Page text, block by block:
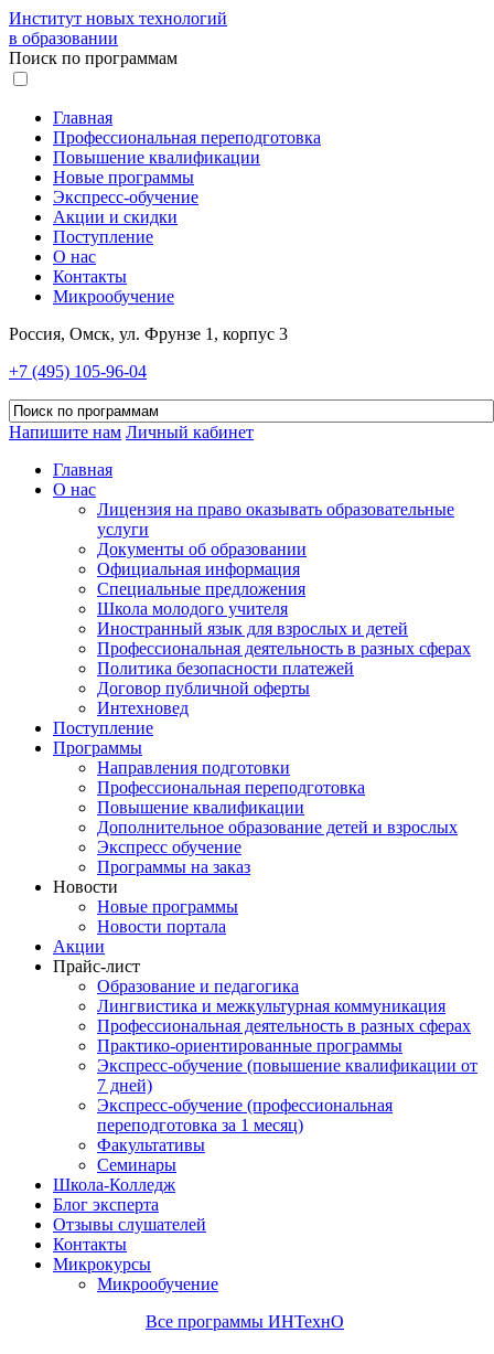
Институт новых технологий
в образовании
Поиск по программам
Главная
Профессиональная переподготовка
Повышение квалификации
Новые программы
Экспресс-обучение
Акции и скидки
Поступление
О нас
Контакты
Микрообучение
Россия, Омск, ул. Фрунзе 1, корпус 3
+7 (495) 105-96-04
Напишите нам Личный кабинет
Главная
О нас
Лицензия на право оказывать образовательные
услуги
Документы об образовании
Официальная информация
Специальные предложения
Школа молодого учителя
Иностранный язык для взрослых и детей
Профессиональная деятельность в разных сферах
Политика безопасности платежей
Договор публичной оферты
Интехновед
Поступление
Программы
Направления подготовки
Профессиональная переподготовка
Повышение квалификации
Дополнительное образование детей и взрослых
Экспресс обучение
Программы на заказ
Новости
Новые программы
Новости портала
Акции
Прайс-лист
Образование и педагогика
Лингвистика и межкультурная коммуникация
Профессиональная деятельность в разных сферах
Практико-ориентированные программы
Экспресс-обучение (повышение квалификации от
7 дней)
Экспресс-обучение (профессиональная
переподготовка за 1 месяц)
Факультативы
Семинары
Школа-Колледж
Блог эксперта
Отзывы слушателей
Контакты
Микрокурсы
Микрообучение
Все программы ИНТехнО